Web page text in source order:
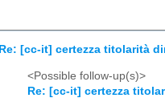
Re: [cc-it] certezza titolarità
<Possible follow-up(s)>
Re: [cc-it] certezza